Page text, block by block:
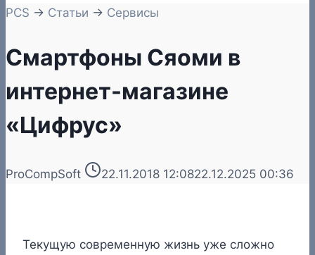
PCS → Статьи → Сервисы
Cмартфоны Сяоми в
интернет-магазине
«Цифрус»
ProCompSoft 22.11.2018 12:0822.12.2025 00:36
Текущую современную жизнь уже сложно